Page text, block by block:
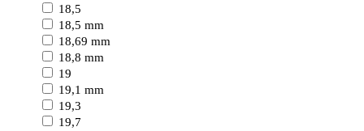
18,5
18,5 mm
18,69 mm
18,8 mm
19
19,1 mm
19,3
19,7